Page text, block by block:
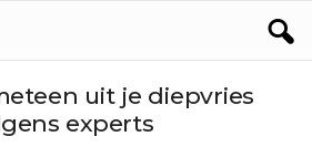
uit je diepvries
experts